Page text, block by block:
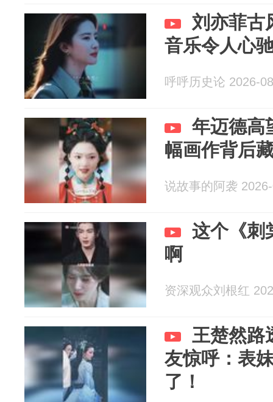
刘亦菲古
音乐令人心
呼呼历史论 2026-
年迈德高
幅画作背后
说故事的阿袭
这个《刺
啊
资深观众刘根红
王楚然路
友惊呼：表
了！